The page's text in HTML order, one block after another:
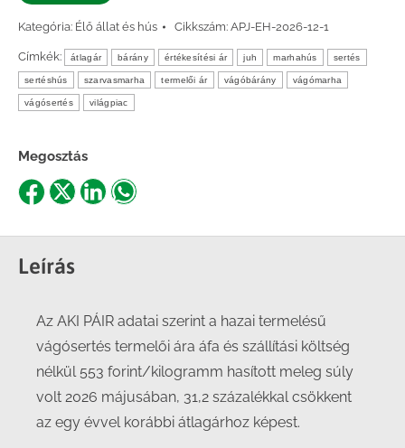
Kategória: Élő állat és hús Cikkszám: APJ-EH-2026-12-1
Címkék: átlagár bárány értékesítési ár juh marhahús sertés
sertéshús szarvasmarha termelői ár vágóbárány vágómarha
vágósertés világpiac
Megosztás
Share
Facebook
Share
X
ShareShare
Leírás
Az AKI PÁIR adatai szerint a hazai termelésű
vágósertés termelői ára áfa és szállítási költség
nélkül 553 forint/kilogramm hasított meleg súly
volt 2026 májusában, 31,2 százalékkal csökkent
az egy évvel korábbi átlagárhoz képest.